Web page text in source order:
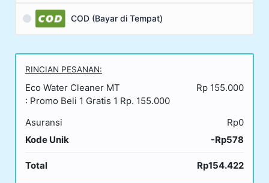
COD (Bayar di Tempat)
RINCIAN PESANAN:
Eco Water Cleaner MT
: Promo Beli 1 Gratis 1 Rp. 155.000
Rp 155.000
Asuransi
Rp0
Kode Unik
-Rp578
Total Rp154.422